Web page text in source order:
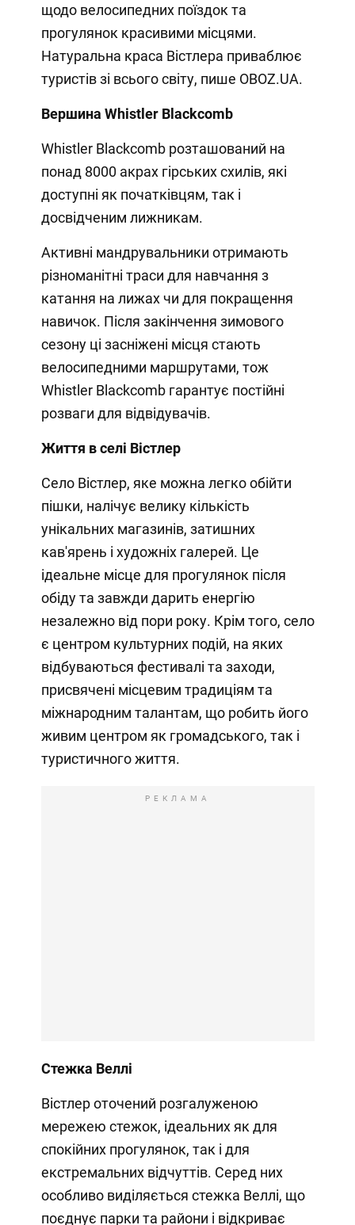
щодо велосипедних поїздок та
прогулянок красивими місцями.
Натуральна краса Вістлера приваблює
туристів зі всього світу, пише OBOZ.UA.
Вершина Whistler Blackcomb
Whistler Blackcomb розташований на
понад 8000 акрах гірських схилів, які
доступні як початківцям, так і
досвідченим лижникам.
Активні мандрувальники отримають
різноманітні траси для навчання з
катання на лижах чи для покращення
навичок. Після закінчення зимового
сезону ці засніжені місця стають
велосипедними маршрутами, тож
Whistler Blackcomb гарантує постійні
розваги для відвідувачів.
Життя в селі Вістлер
Село Вістлер, яке можна легко обійти
пішки, налічує велику кількість
унікальних магазинів, затишних
кав'ярень і художніх галерей. Це
ідеальне місце для прогулянок після
обіду та завжди дарить енергію
незалежно від пори року. Крім того, село
є центром культурних подій, на яких
відбуваються фестивалі та заходи,
присвячені місцевим традиціям та
міжнародним талантам, що робить його
живим центром як громадського, так і
туристичного життя.
РЕКЛАМА
Стежка Веллі
Вістлер оточений розгалуженою
мережею стежок, ідеальних як для
спокійних прогулянок, так і для
екстремальних відчуттів. Серед них
особливо виділяється стежка Веллі, що
поєднує парки та райони і відкриває